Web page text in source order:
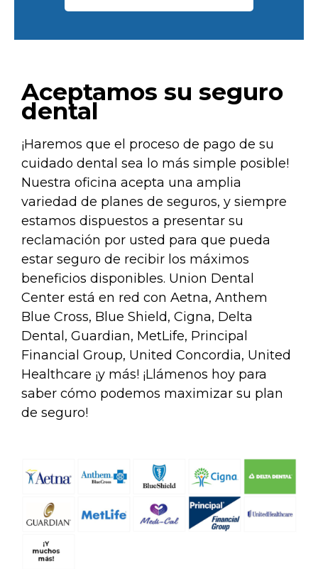
Aceptamos su seguro
dental
¡Haremos que el proceso de pago de su
cuidado dental sea lo más simple posible!
Nuestra oficina acepta una amplia
variedad de planes de seguros, y siempre
estamos dispuestos a presentar su
reclamación por usted para que pueda
estar seguro de recibir los máximos
beneficios disponibles. Union Dental
Center está en red con Aetna, Anthem
Blue Cross, Blue Shield, Cigna, Delta
Dental, Guardian, MetLife, Principal
Financial Group, United Concordia, United
Healthcare ¡y más! ¡Llámenos hoy para
saber cómo podemos maximizar su plan
de seguro!